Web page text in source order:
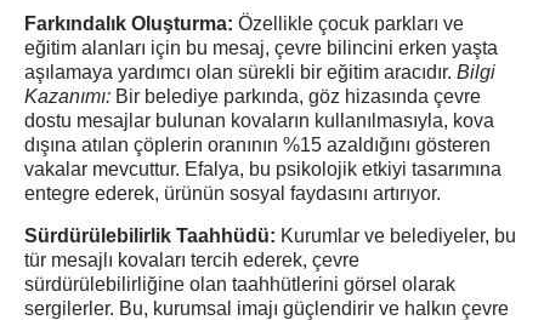
Farkındalık Oluşturma: Özellikle çocuk parkları ve
eğitim alanları için bu mesaj, çevre bilincini erken yaşta
aşılamaya yardımcı olan sürekli bir eğitim aracıdır. Bilgi
Kazanımı: Bir belediye parkında, göz hizasında çevre
dostu mesajlar bulunan kovaların kullanılmasıyla, kova
dışına atılan çöplerin oranının %15 azaldığını gösteren
vakalar mevcuttur. Efalya, bu psikolojik etkiyi tasarımına
entegre ederek, ürünün sosyal faydasını artırıyor.
Sürdürülebilirlik Taahhüdü: Kurumlar ve belediyeler, bu
tür mesajlı kovaları tercih ederek, çevre
sürdürülebilirliğine olan taahhütlerini görsel olarak
sergilerler. Bu, kurumsal imajı güçlendirir ve halkın çevre